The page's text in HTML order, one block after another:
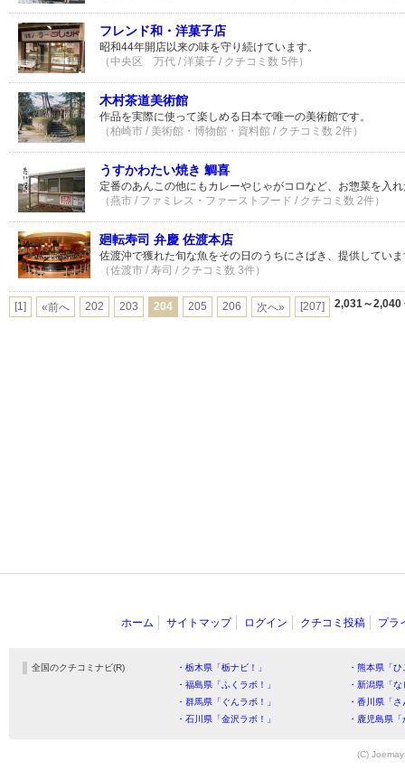
フレンド和・洋菓子店
昭和44年開店以来の味を守り続けています。
（中央区 万代 / 洋菓子 / クチコミ数 5件）
木村茶道美術館
作品を実際に使って楽しめる日本で唯一の美術館です。
（柏崎市 / 美術館・博物館・資料館 / クチコミ数 2件）
うすかわたい焼き 鯛喜
定番のあんこの他にもカレーやじゃがコロなど、お惣菜を入
（燕市 / ファミレス・ファーストフード / クチコミ数 2件）
廻転寿司 弁慶 佐渡本店
佐渡沖で獲れた旬な魚をその日のうちにさばき、提供してい
（佐渡市 / 寿司 / クチコミ数 3件）
[1] «前へ 202 203 204 205 206 次へ» [207] 2,031～2,040
ホーム サイトマップ ログイン クチコミ投稿 プラ
全国のクチコミナビ(R) ・栃木県「栃ナビ！」
・熊本県「
・福島県「ふくラボ！」
・新潟県「
・群馬県「ぐんラボ！」
・香川県「
・石川県「金沢ラボ！」
・鹿児島県
(C)